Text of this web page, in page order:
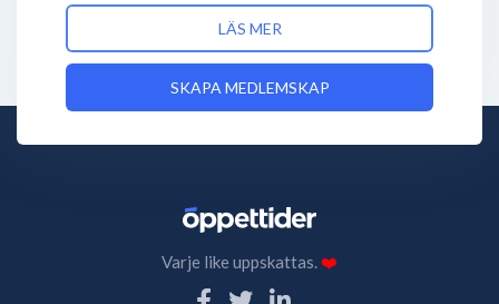
LÄS MER
SKAPA MEDLEMSKAP
Varje like uppskattas.❤️